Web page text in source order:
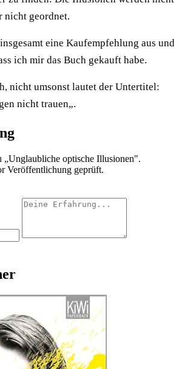
nicht geordnet.
eine Kaufempfehlung aus und
ich mir das Buch gekauft habe.
nicht umsonst lautet der Untertitel:
nicht trauen„.
„Unglaubliche optische Illusionen".
Veröffentlichung geprüft.